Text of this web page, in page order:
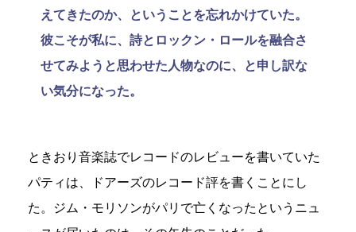
えてきたのか、ということを忘れかけていた。
彼こそが私に、詩とロックン・ロールを融合さ
せてみようと思わせた人物なのに、と申し訳な
い気分になった。
ときおり音楽誌でレコードのレビューを書いていた
パティは、ドアーズのレコード評を書くことにし
た。ジム・モリソンがパリで亡くなったというニュ